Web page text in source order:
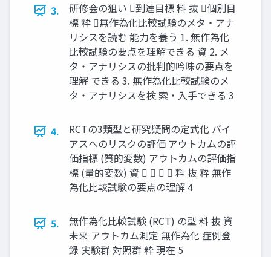
3.
研修会の狙い 到達目標 料 抜 個別目
標 粋 無作為化比較試験のメタ・アナ
リシスを読む 能⼒を養う 1. 無作為化
比較試験の要点を理解できる 資 2. メ
タ・アナリシスの批判的吟味の要点を
理解 できる 3. 無作為化比較試験のメ
タ・アナリシスを検 索・⼊⼿できる 3
4.
RCTの3類型と研究疑問の定式化 バイ
アスへのリスクの評価 アウトカムの評
価指標 (質的変数) アウトカムの評価指
標 (量的変数) 資     料 抜 粋 無作
為化比較試験の要点の理解 4
5.
無作為化比較試験 (RCT) の型 料 抜 資
未来 アウトカム測定 無作為化 症例登
録 実験群 対照群 粋 現在 5